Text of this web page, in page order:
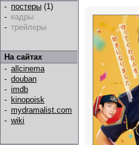
- постеры (1)
- кадры
- трейлеры
На сайтах
- allcinema
- douban
- imdb
- kinopoisk
- mydramalist.com
- wiki